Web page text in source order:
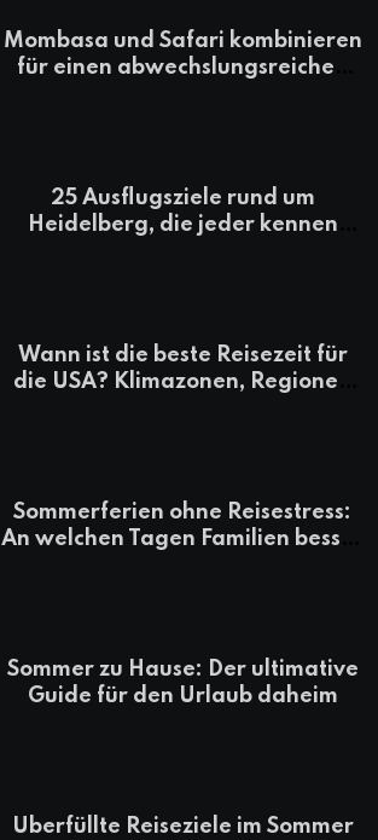
Mombasa und Safari kombinieren
für einen abwechslungsreichen
25 Ausflugsziele rund um
Heidelberg, die jeder kennen
Wann ist die beste Reisezeit für
die USA? Klimazonen, Regionen
Sommerferien ohne Reisestress:
An welchen Tagen Familien besser
Sommer zu Hause: Der ultimative
Guide für den Urlaub daheim
Überfüllte Reiseziele im Sommer